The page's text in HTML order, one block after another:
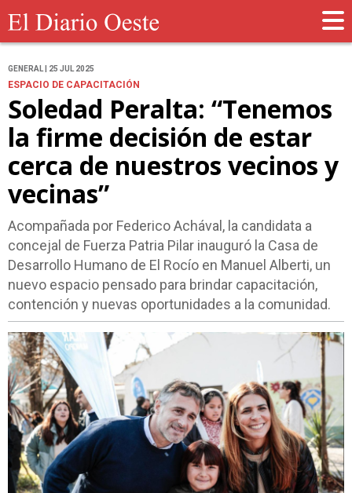
GENERAL | 25 JUL 2025
ESPACIO DE CAPACITACIÓN
Soledad Peralta: “Tenemos
la firme decisión de estar
cerca de nuestros vecinos y
vecinas”
Acompañada por Federico Achával, la candidata a
concejal de Fuerza Patria Pilar inauguró la Casa de
Desarrollo Humano de El Rocío en Manuel Alberti, un
nuevo espacio pensado para brindar capacitación,
contención y nuevas oportunidades a la comunidad.